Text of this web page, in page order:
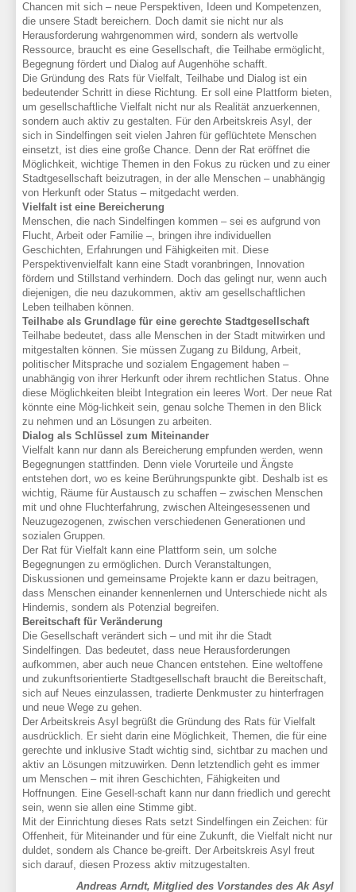
Chancen mit sich – neue Perspektiven, Ideen und Kompetenzen,
die unsere Stadt bereichern. Doch damit sie nicht nur als
Herausforderung wahrgenommen wird, sondern als wertvolle
Ressource, braucht es eine Gesellschaft, die Teilhabe ermöglicht,
Begegnung fördert und Dialog auf Augenhöhe schafft.
Die Gründung des Rats für Vielfalt, Teilhabe und Dialog ist ein
bedeutender Schritt in diese Richtung. Er soll eine Plattform bieten,
um gesellschaftliche Vielfalt nicht nur als Realität anzuerkennen,
sondern auch aktiv zu gestalten. Für den Arbeitskreis Asyl, der
sich in Sindelfingen seit vielen Jahren für geflüchtete Menschen
einsetzt, ist dies eine große Chance. Denn der Rat eröffnet die
Möglichkeit, wichtige Themen in den Fokus zu rücken und zu einer
Stadtgesellschaft beizutragen, in der alle Menschen – unabhängig
von Herkunft oder Status – mitgedacht werden.
Vielfalt ist eine Bereicherung
Menschen, die nach Sindelfingen kommen – sei es aufgrund von
Flucht, Arbeit oder Familie –, bringen ihre individuellen
Geschichten, Erfahrungen und Fähigkeiten mit. Diese
Perspektivenvielfalt kann eine Stadt voranbringen, Innovation
fördern und Stillstand verhindern. Doch das gelingt nur, wenn auch
diejenigen, die neu dazukommen, aktiv am gesellschaftlichen
Leben teilhaben können.
Teilhabe als Grundlage für eine gerechte Stadtgesellschaft
Teilhabe bedeutet, dass alle Menschen in der Stadt mitwirken und
mitgestalten können. Sie müssen Zugang zu Bildung, Arbeit,
politischer Mitsprache und sozialem Engagement haben –
unabhängig von ihrer Herkunft oder ihrem rechtlichen Status. Ohne
diese Möglichkeiten bleibt Integration ein leeres Wort. Der neue Rat
könnte eine Mög-lichkeit sein, genau solche Themen in den Blick
zu nehmen und an Lösungen zu arbeiten.
Dialog als Schlüssel zum Miteinander
Vielfalt kann nur dann als Bereicherung empfunden werden, wenn
Begegnungen stattfinden. Denn viele Vorurteile und Ängste
entstehen dort, wo es keine Berührungspunkte gibt. Deshalb ist es
wichtig, Räume für Austausch zu schaffen – zwischen Menschen
mit und ohne Fluchterfahrung, zwischen Alteingesessenen und
Neuzugezogenen, zwischen verschiedenen Generationen und
sozialen Gruppen.
Der Rat für Vielfalt kann eine Plattform sein, um solche
Begegnungen zu ermöglichen. Durch Veranstaltungen,
Diskussionen und gemeinsame Projekte kann er dazu beitragen,
dass Menschen einander kennenlernen und Unterschiede nicht als
Hindernis, sondern als Potenzial begreifen.
Bereitschaft für Veränderung
Die Gesellschaft verändert sich – und mit ihr die Stadt
Sindelfingen. Das bedeutet, dass neue Herausforderungen
aufkommen, aber auch neue Chancen entstehen. Eine weltoffene
und zukunftsorientierte Stadtgesellschaft braucht die Bereitschaft,
sich auf Neues einzulassen, tradierte Denkmuster zu hinterfragen
und neue Wege zu gehen.
Der Arbeitskreis Asyl begrüßt die Gründung des Rats für Vielfalt
ausdrücklich. Er sieht darin eine Möglichkeit, Themen, die für eine
gerechte und inklusive Stadt wichtig sind, sichtbar zu machen und
aktiv an Lösungen mitzuwirken. Denn letztendlich geht es immer
um Menschen – mit ihren Geschichten, Fähigkeiten und
Hoffnungen. Eine Gesell-schaft kann nur dann friedlich und gerecht
sein, wenn sie allen eine Stimme gibt.
Mit der Einrichtung dieses Rats setzt Sindelfingen ein Zeichen: für
Offenheit, für Miteinander und für eine Zukunft, die Vielfalt nicht nur
duldet, sondern als Chance be-greift. Der Arbeitskreis Asyl freut
sich darauf, diesen Prozess aktiv mitzugestalten.
Andreas Arndt, Mitglied des Vorstandes des Ak Asyl